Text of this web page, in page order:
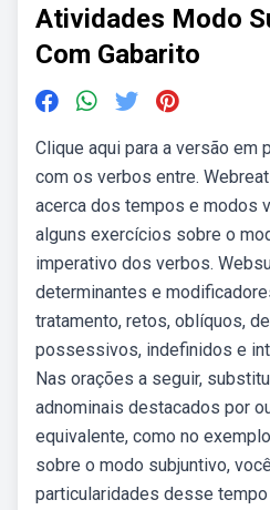
Atividades Modo
Com Gabarito
Clique aqui para a versão em
com os verbos entre.
acerca dos tempos e modos
alguns exercícios sobre o
imperativo dos verbos.
determinantes e
tratamento, retos, oblíquos,
possessivos, indefinidos e
Nas orações a seguir,
adnominais destacados por
equivalente, como no
sobre o modo subjuntivo,
particularidades desse